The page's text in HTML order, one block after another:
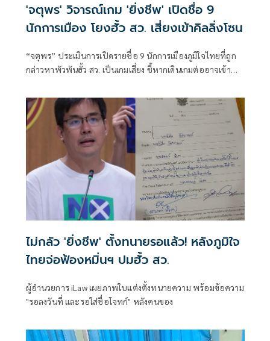
'จตุพร' วิจารณ์เกม 'ยิ่งชีพ' เปิดชื่อ 9
นักการเมือง โยงฮั้ว สว. เสี่ยงเข้าคิลลิ่งโซน
“จตุพร” ประเมินการเปิดรายชื่อ 9 นักการเมืองภูมิใจไทยที่ถูก
กล่าวหาพัวพันฮั้ว สว. เป็นเกมเสี่ยง ชี้หากเดินเกมต่ออาจเข้า
ไม่กลัว 'ยิ่งชีพ' ตั้งทนายรอแล้ว! หลังภูมิใจ
ไทยจ่อฟ้องหมิ่นฯ ปมฮั้ว สว.
ผู้อำนวยการ iLaw เผยภาพใบแต่งตั้งทนายความ พร้อมข้อความ
"รอลงวันที่ และรอใส่ชื่อโจทก์" หลังคนของ